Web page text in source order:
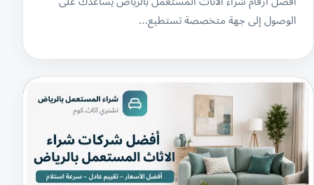
الوصول إلى جهة متخصصة تستطيع…